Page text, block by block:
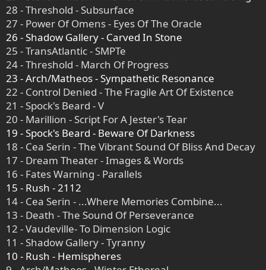
28 - Threshold - Subsurface
27 - Power Of Omens - Eyes Of The Oracle
26 - Shadow Gallery - Carved In Stone
25 - TransAtlantic - SMPTe
24 - Threshold - March Of Progress
23 - Arch/Matheos - Sympathetic Resonance
22 - Control Denied - The Fragile Art Of Existence
21 - Spock's Beard - V
20 - Marillion - Script For A Jester's Tear
19 - Spock's Beard - Beware Of Darkness
18 - Cea Serin - The Vibrant Sound Of Bliss And Decay
17 - Dream Theater - Images & Words
16 - Fates Warning - Parallels
15 - Rush - 2112
14 - Cea Serin - ...Where Memories Combine...
13 - Death - The Sound Of Perseverance
12 - Vaudeville- To Dimension Logic
11 - Shadow Gallery - Tyranny
10 - Rush - Hemispheres